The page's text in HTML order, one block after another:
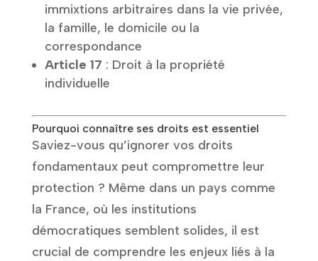
immixtions arbitraires dans la vie privée,
la famille, le domicile ou la
correspondance
Article 17 : Droit à la propriété
individuelle
Pourquoi connaître ses droits est essentiel
Saviez-vous qu’ignorer vos droits
fondamentaux peut compromettre leur
protection ? Même dans un pays comme
la France, où les institutions
démocratiques semblent solides, il est
crucial de comprendre les enjeux liés à la